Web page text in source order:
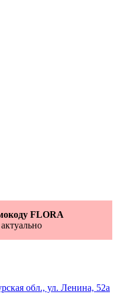
FLORA
обл., ул. Ленина, 52а